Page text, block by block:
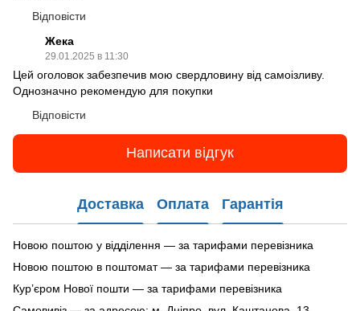
Відповісти
Жека
29.01.2025 в 11:30
Цей оголовок забезпечив мою свердловину від самоізливу.
Однозначно рекомендую для покупки
Відповісти
Написати відгук
Доставка Оплата Гарантія
Новою поштою у відділення — за тарифами перевізника
Новою поштою в поштомат — за тарифами перевізника
Кур’єром Нової пошти — за тарифами перевізника